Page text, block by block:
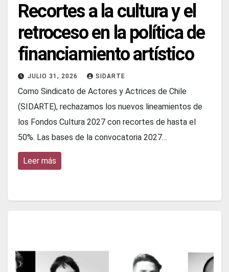
Recortes a la cultura y el
retroceso en la política de
financiamiento artístico
JULIO 31, 2026 SIDARTE
Como Sindicato de Actores y Actrices de Chile
(SIDARTE), rechazamos los nuevos lineamientos de
los Fondos Cultura 2027 con recortes de hasta el
50%. Las bases de la convocatoria 2027…
Leer más